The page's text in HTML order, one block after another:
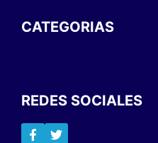
CATEGORIAS
REDES SOCIALES